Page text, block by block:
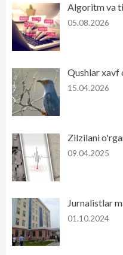
Algoritm va
05.08.2026
Qushlar xavf
15.04.2026
Zilzilani
09.04.2025
Jurnalistlar
01.10.2024